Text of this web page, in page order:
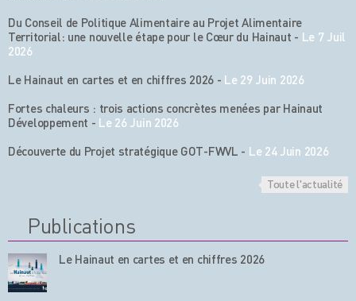
Du Conseil de Politique Alimentaire au Projet Alimentaire
Territorial: une nouvelle étape pour le Cœur du Hainaut - Le 7 Juil
2026
Le Hainaut en cartes et en chiffres 2026 - Le 29 Juin 2026
Fortes chaleurs : trois actions concrètes menées par Hainaut
Développement - Le 26 Juin 2026
Découverte du Projet stratégique GOT-FWVL - Le 24 Juin 2026
Toute l'actualité
Publications
Le Hainaut en cartes et en chiffres 2026